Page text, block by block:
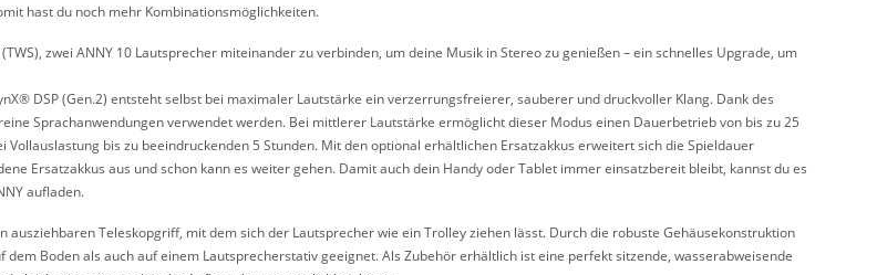
hast du noch mehr Kombinationsmöglichkeiten.
zwei ANNY 10 Lautsprecher miteinander zu verbinden, um deine Musik in Stereo zu genießen – ein schnelles Upgrade, um
DSP (Gen.2) entsteht selbst bei maximaler Lautstärke ein verzerrungsfreierer, sauberer und druckvoller Klang. Dank des
Sprachanwendungen verwendet werden. Bei mittlerer Lautstärke ermöglicht dieser Modus einen Dauerbetrieb von bis zu 25
bis zu beeindruckenden 5 Stunden. Mit den optional erhältlichen Ersatzakkus erweitert sich die Spieldauer
Ersatzakkus aus und schon kann es weiter gehen. Damit auch dein Handy oder Tablet immer einsatzbereit bleibt, kannst du es
aufladen.
Teleskopgriff, mit dem sich der Lautsprecher wie ein Trolley ziehen lässt. Durch die robuste Gehäusekonstruktion
Boden als auch auf einem Lautsprecherstativ geeignet. Als Zubehör erhältlich ist eine perfekt sitzende, wasserabweisende